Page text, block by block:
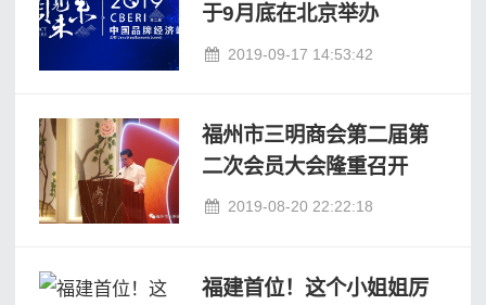
于9月底在北京举办
2019-09-17 14:53:42
福州市三明商会第二届第
二次会员大会隆重召开
2019-08-20 22:22:18
福建首位！这个小姐姐厉